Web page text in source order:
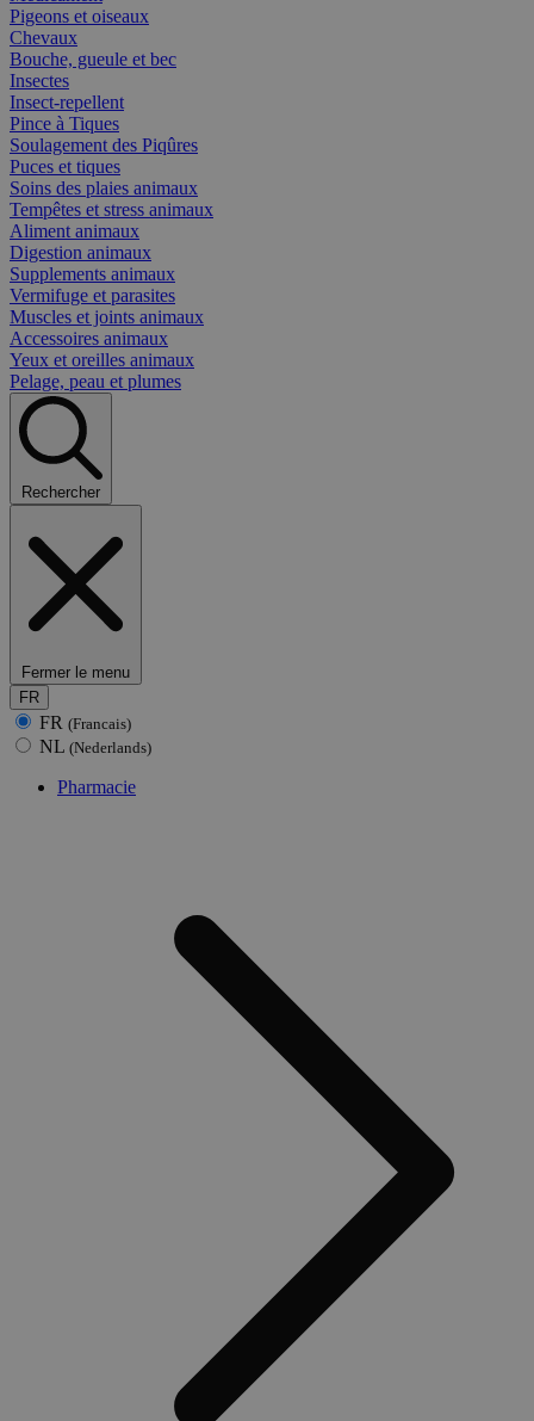
Pigeons et oiseaux
Chevaux
Bouche, gueule et bec
Insectes
Insect-repellent
Pince à Tiques
Soulagement des Piqûres
Puces et tiques
Soins des plaies animaux
Tempêtes et stress animaux
Aliment animaux
Digestion animaux
Supplements animaux
Vermifuge et parasites
Muscles et joints animaux
Accessoires animaux
Yeux et oreilles animaux
Pelage, peau et plumes
Rechercher
Fermer le menu
FR
FR (Francais)
NL (Nederlands)
Pharmacie